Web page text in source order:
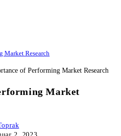
Market Research
Market